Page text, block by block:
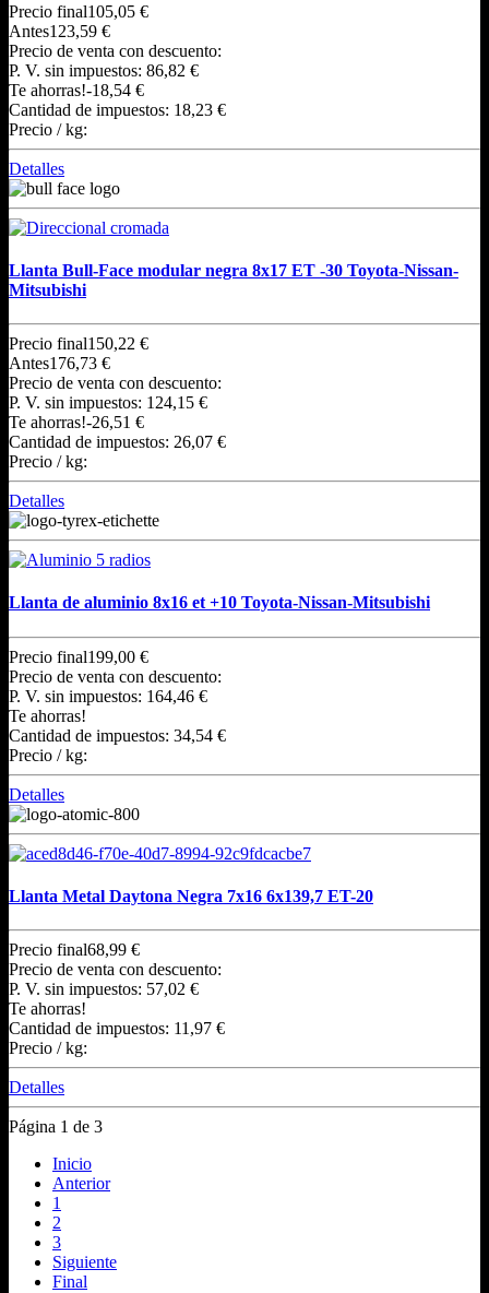
Precio final105,05 €
Antes123,59 €
Precio de venta con descuento:
P. V. sin impuestos: 86,82 €
Te ahorras!-18,54 €
Cantidad de impuestos: 18,23 €
Precio / kg:
Detalles
Llanta Bull-Face modular negra 8x17 ET -30 Toyota-Nissan-
Mitsubishi
Precio final150,22 €
Antes176,73 €
Precio de venta con descuento:
P. V. sin impuestos: 124,15 €
Te ahorras!-26,51 €
Cantidad de impuestos: 26,07 €
Precio / kg:
Detalles
Llanta de aluminio 8x16 et +10 Toyota-Nissan-Mitsubishi
Precio final199,00 €
Precio de venta con descuento:
P. V. sin impuestos: 164,46 €
Te ahorras!
Cantidad de impuestos: 34,54 €
Precio / kg:
Detalles
Llanta Metal Daytona Negra 7x16 6x139,7 ET-20
Precio final68,99 €
Precio de venta con descuento:
P. V. sin impuestos: 57,02 €
Te ahorras!
Cantidad de impuestos: 11,97 €
Precio / kg:
Detalles
Página 1 de 3
Inicio
Anterior
1
2
3
Siguiente
Final